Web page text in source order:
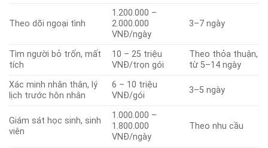
Theo dõi ngoại tình
1.200.000 –
2.000.000
VNĐ/ngày
3–7 ngày
Tìm người bỏ trốn, mất
tích
10 – 25 triệu
VNĐ/trọn gói
Theo thỏa thuận,
từ 5–14 ngày
Xác minh nhân thân, lý
lịch trước hôn nhân
6 – 10 triệu
VNĐ/gói
3–5 ngày
Giám sát học sinh, sinh
viên
1.000.000 –
1.800.000
VNĐ/ngày
Theo nhu cầu